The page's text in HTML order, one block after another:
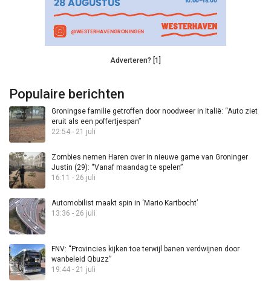
Adverteren? [1]
Populaire berichten
Groningse familie getroffen door noodweer in Italië: “Auto ziet
eruit als een poffertjespan”
22:54 - 21 juli
Zombies nemen Haren over in nieuwe game van Groninger
Justin (29): “Vanaf maandag te spelen”
16:11 - 26 juli
Automobilist maakt spin in ‘Mario Kartbocht’
13:36 - 26 juli
FNV: “Provincies kijken toe terwijl banen verdwijnen door
wanbeleid Qbuzz”
19:44 - 21 juli